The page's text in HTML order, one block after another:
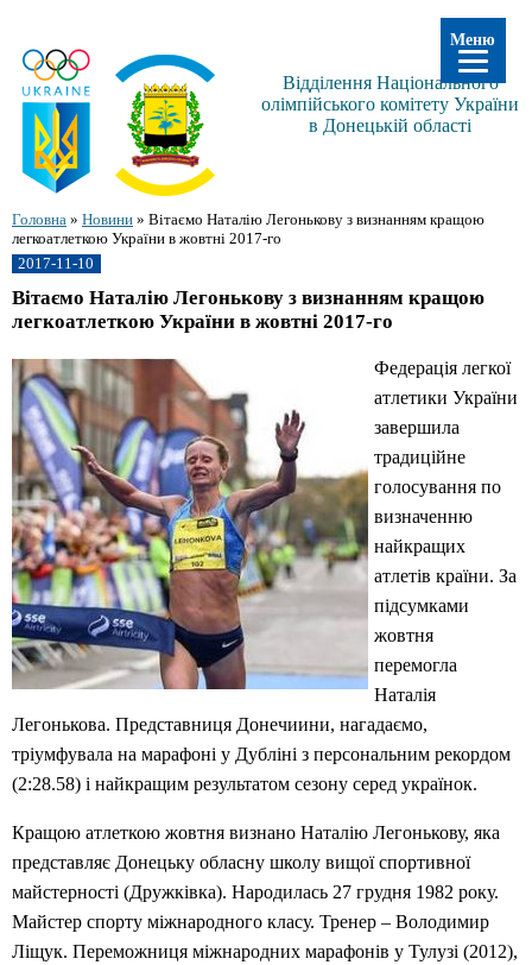
Відділення Національного
олімпійського комітету України
в Донецькій області
Головна » Новини » Вітаємо Наталію Легонькову з визнанням кращою
легкоатлеткою України в жовтні 2017-го
2017-11-10
Вітаємо Наталію Легонькову з визнанням кращою
легкоатлеткою України в жовтні 2017-го
Федерація легкої
атлетики України
завершила
традиційне
голосування по
визначенню
найкращих
атлетів країни. За
підсумками
жовтня
перемогла
Наталія
Легонькова. Представниця Донечиини, нагадаємо,
тріумфувала на марафоні у Дубліні з персональним рекордом
(2:28.58) і найкращим результатом сезону серед українок.
Кращою атлеткою жовтня визнано Наталію Легонькову, яка
представляє Донецьку обласну школу вищої спортивної
майстерності (Дружківка). Народилась 27 грудня 1982 року.
Майстер спорту міжнародного класу. Тренер – Володимир
Ліщук. Переможниця міжнародних марафонів у Тулузі (2012),
Меню